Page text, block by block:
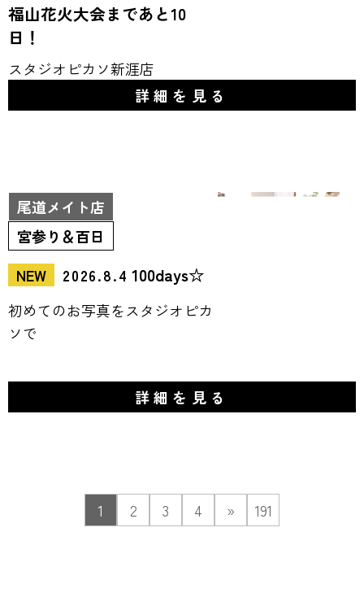
福山花火大会まであと10
日！
スタジオピカソ新涯店
詳細を見る
尾道メイト店
宮参り＆百日
NEW
2026.8.4 100days☆
初めてのお写真をスタジオピカ
ソで
詳細を見る
1 2 3 4 » 191